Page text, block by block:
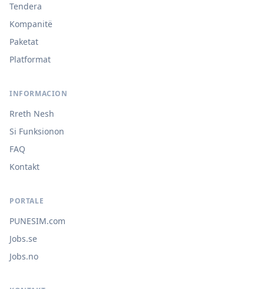
Tendera
Kompanitë
Paketat
Platformat
INFORMACION
Rreth Nesh
Si Funksionon
FAQ
Kontakt
PORTALE
PUNESIM.com
Jobs.se
Jobs.no